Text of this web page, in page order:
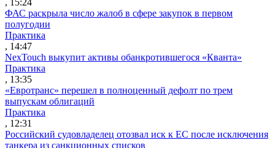
ФАС раскрыла число жалоб в сфере закупок в первом
полугодии
Практика
, 14:47
NexTouch выкупит активы обанкротившегося «Кванта»
Практика
, 13:35
«Евротранс» перешел в полноценный дефолт по трем
выпускам облигаций
Практика
, 12:31
Российский судовладелец отозвал иск к ЕС после исключения
танкера из санкционных списков